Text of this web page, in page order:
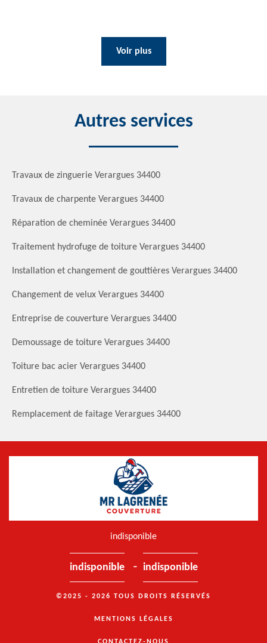
Voir plus
Autres services
Travaux de zinguerie Verargues 34400
Travaux de charpente Verargues 34400
Réparation de cheminée Verargues 34400
Traitement hydrofuge de toiture Verargues 34400
Installation et changement de gouttières Verargues 34400
Changement de velux Verargues 34400
Entreprise de couverture Verargues 34400
Demoussage de toiture Verargues 34400
Toiture bac acier Verargues 34400
Entretien de toiture Verargues 34400
Remplacement de faitage Verargues 34400
indisponible
indisponible - indisponible
©2025 - 2026 TOUS DROITS RÉSERVÉS
MENTIONS LÉGALES